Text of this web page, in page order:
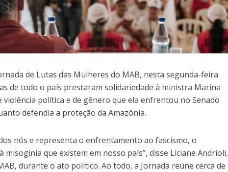
de Lutas das Mulheres do MAB, nesta segunda-feira
de todo o país prestaram solidariedade à ministra Marina
violência política e de gênero que ela enfrentou no Senado
defendia a proteção da Amazônia.
nós e representa o enfrentamento ao fascismo, o
que existem em nosso país”, disse Liciane Andrioli,
durante o ato político. Ao todo, a Jornada reúne cerca de